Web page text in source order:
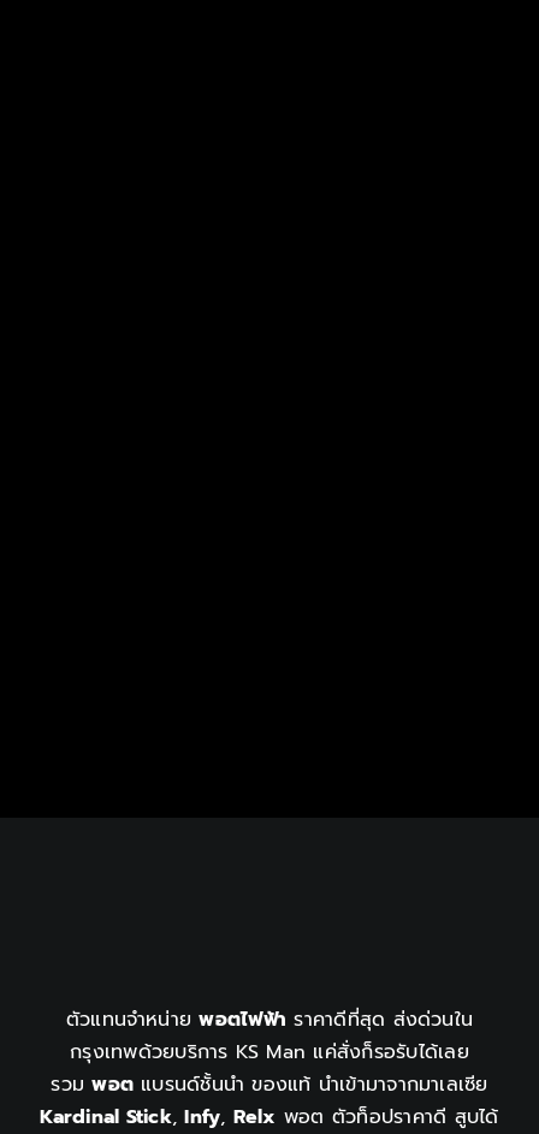
ตัวแทนจำหน่ายพอตไฟฟ้า ราคาดีที่สุด ส่งด่วนใน
กรุงเทพด้วยบริการ KS Man แค่สั่งก็รอรับได้เลย
รวมพอต แบรนด์ชั้นนำ ของแท้ นำเข้ามาจากมาเลเซีย
Kardinal Stick,Infy, Relx พอต ตัวท็อปราคาดี สูบได้